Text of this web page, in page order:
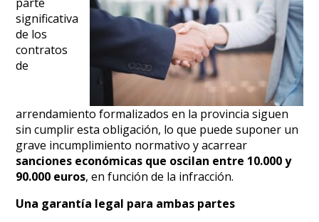
significativa
de los
contratos
de
arrendamiento formalizados en la provincia siguen
sin cumplir esta obligación, lo que puede suponer un
grave incumplimiento normativo y acarrear
sanciones económicas que oscilan entre 10.000 y
90.000 euros, en función de la infracción.
Una garantía legal para ambas partes